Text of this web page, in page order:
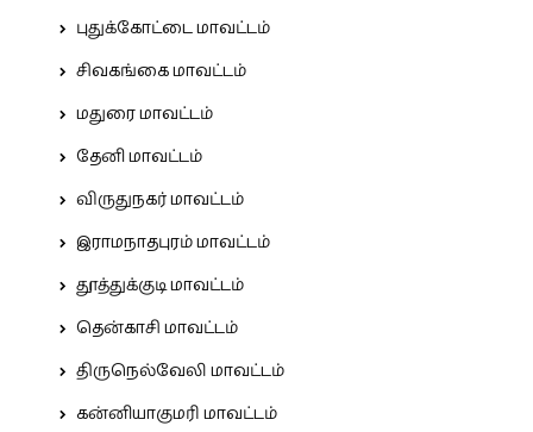
புதுக்கோட்டை மாவட்டம்
சிவகங்கை மாவட்டம்
மதுரை மாவட்டம்
தேனி மாவட்டம்
விருதுநகர் மாவட்டம்
இராமநாதபுரம் மாவட்டம்
தூத்துக்குடி மாவட்டம்
தென்காசி மாவட்டம்
திருநெல்வேலி மாவட்டம்
கன்னியாகுமரி மாவட்டம்